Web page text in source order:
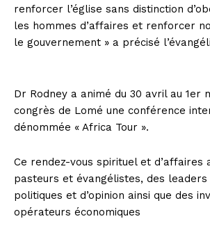
renforcer l’église sans distinction
les hommes d’affaires et renforcer
le gouvernement » a précisé
Dr Rodney a animé du 30 avril au 1er
congrès de Lomé une conférence
dénommée « Africa Tour ».
Ce rendez-vous spirituel et d’affaires
pasteurs et évangélistes, des leaders
politiques et d’opinion ainsi que des
opérateurs économiques